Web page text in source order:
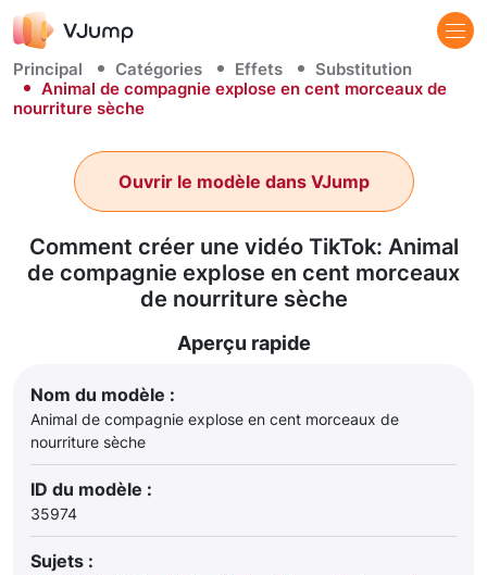
Principal Catégories Effets
Substitution
Animal de compagnie explose en cent morceaux de
nourriture sèche
Comment créer une vidéo TikTok: Animal
de compagnie explose en cent morceaux
de nourriture sèche
Ouvrir le modèle dans VJump
Aperçu rapide
Nom du modèle :
Animal de compagnie explose en cent morceaux de
nourriture sèche
ID du modèle :
35974
Sujets :